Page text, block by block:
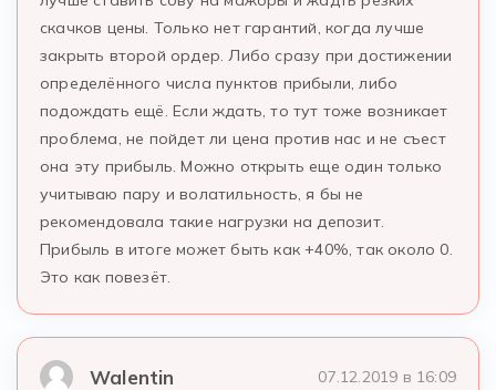
скачков цены. Только нет гарантий, когда лучше
закрыть второй ордер. Либо сразу при достижении
определённого числа пунктов прибыли, либо
подождать ещё. Если ждать, то тут тоже возникает
проблема, не пойдет ли цена против нас и не съест
она эту прибыль. Можно открыть еще один только
учитываю пару и волатильность, я бы не
рекомендовала такие нагрузки на депозит.
Прибыль в итоге может быть как +40%, так около 0.
Это как повезёт.
Walentin 07.12.2019 в 16:09